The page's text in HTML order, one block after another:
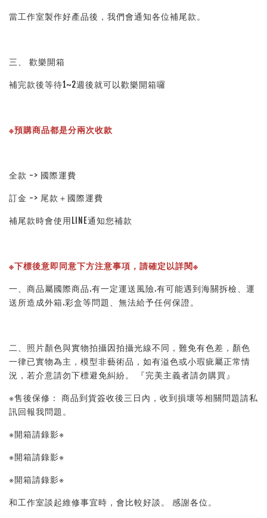
當工作室製作好產品後，我們會通知各位補尾款。
三、 歡樂開箱
補完款後等待1~2週後就可以歡樂開箱囉
※預購商品都是分兩次收款
全款 -> 國際運費
訂金 -> 尾款＋國際運費
補尾款時會使用LINE通知您補款
※下標後意即同意下方注意事項，請確定以詳閱※
一、商品屬國際商品.有一定運送風險.有可能遇到海關拆檢、運
送所造成外箱.彩盒等問題、無法給予任何保證。
二、照片顏色與實物拍攝因拍攝光線不同，難免有色差，顏色
一律已實物為主，模型非藝術品，如有溢色或小瑕疵屬正常情
況，若介意請勿下標避免糾紛。 『完美主義者請勿購買』
※售後保修： 商品到貨簽收後三日內，收到損壞等相關問題請私
訊回報我問題。
※開箱請錄影※
※開箱請錄影※
※開箱請錄影※
和工作室談起維修事宜時，會比較好談。 感謝各位。